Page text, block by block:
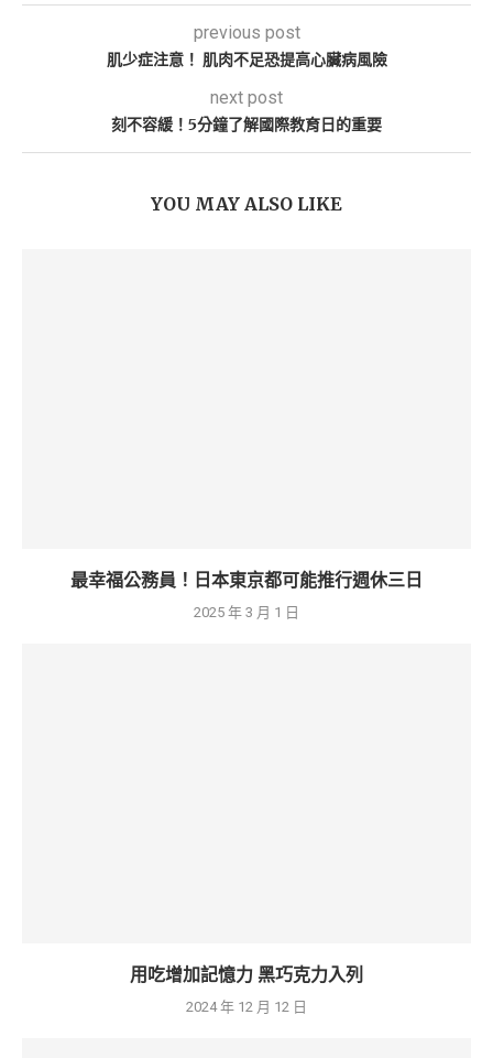
previous post
肌少症注意！ 肌肉不足恐提高心臟病風險
next post
刻不容緩！5分鐘了解國際教育日的重要
YOU MAY ALSO LIKE
最幸福公務員！日本東京都可能推行週休三日
2025 年 3 月 1 日
用吃增加記憶力 黑巧克力入列
2024 年 12 月 12 日